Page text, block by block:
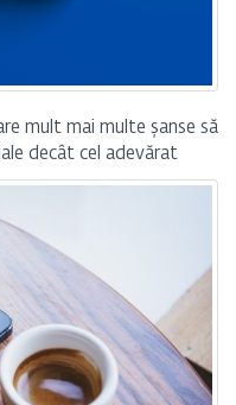
mult mai multe șanse să
decât cel adevărat